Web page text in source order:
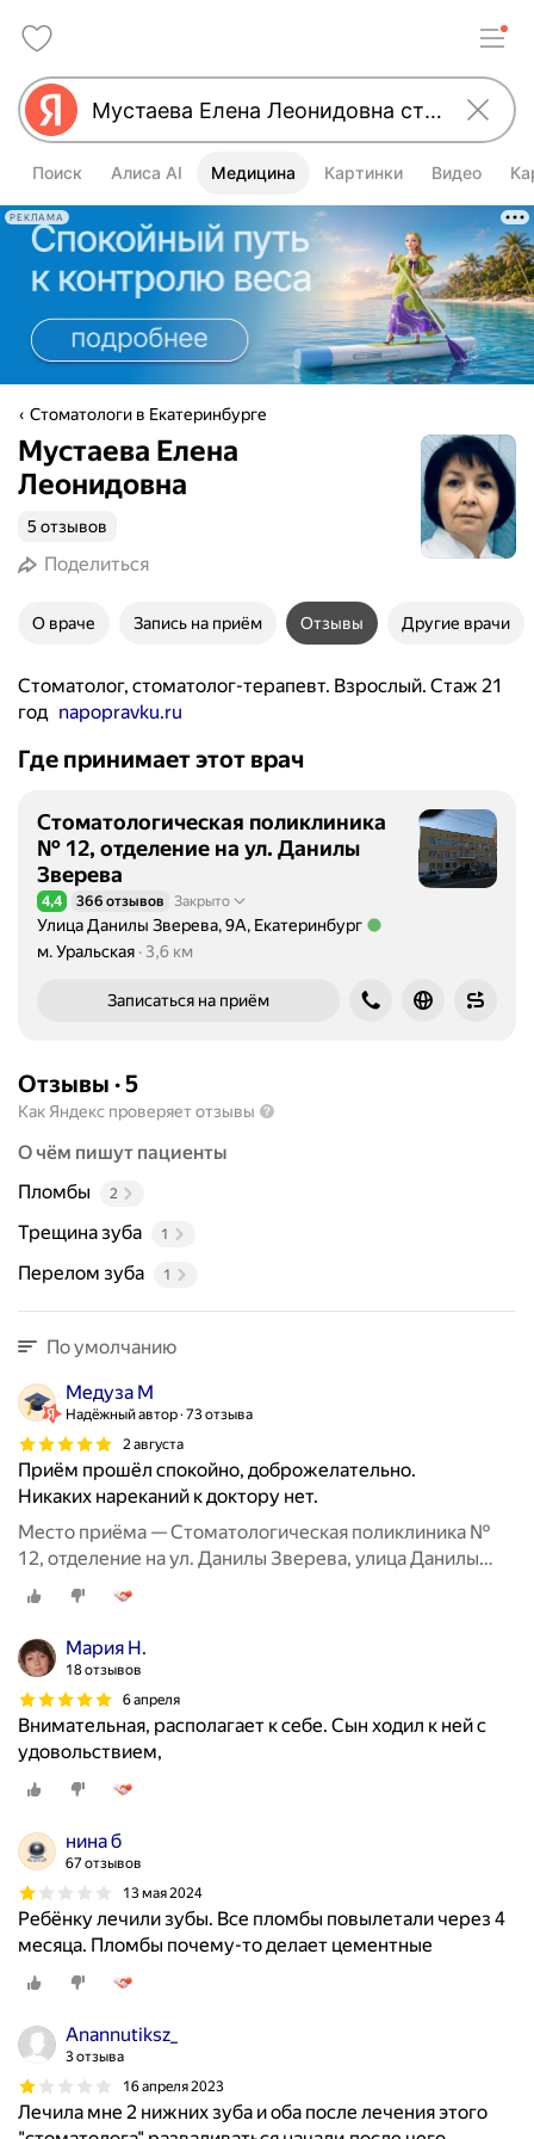
Поиск Алиса AI Медицина Картинки Видео
РЕКЛАМА
Стоматологи в Екатеринбурге
Мустаева Елена
Леонидовна
5 отзывов
Поделиться
О враче Запись на приём Отзывы Другие врачи
Стоматолог, стоматолог-терапевт. Взрослый. Стаж 21
год napopravku.ru
Где принимает этот врач
Стоматологическая поликлиника
№ 12, отделение на ул. Данилы
Зверева
Рейтинг 4,4 из 5
4,4 366 отзывов Закрыто
Улица Данилы Зверева, 9А, Екатеринбург
Метро м. Уральская Расстояние 3,6 км
м. Уральская 3,6 км
Записаться на приём
Отзывы ·5
Как Яндекс проверяет отзывы
О чём пишут пациенты
Пломбы
2
Трещина зуба 1
Перелом зуба 1
По умолчанию
Медуза М
Надёжный автор 73 отзыва
2 августа
Приём прошёл спокойно, доброжелательно.
Никаких нареканий к доктору нет.
Место приёма — Стоматологическая поликлиника №
12, отделение на ул. Данилы Зверева, улица Данилы
Зверева, 9А
Мария Н.
18 отзывов
6 апреля
Внимательная, располагает к себе. Сын ходил к ней с
удовольствием,
нина б
67 отзывов
13 мая 2024
Ребёнку лечили зубы. Все пломбы повылетали через 4
месяца. Пломбы почему-то делает цементные
Anannutiksz_
3 отзыва
16 апреля 2023
Лечила мне 2 нижних зуба и оба после лечения этого